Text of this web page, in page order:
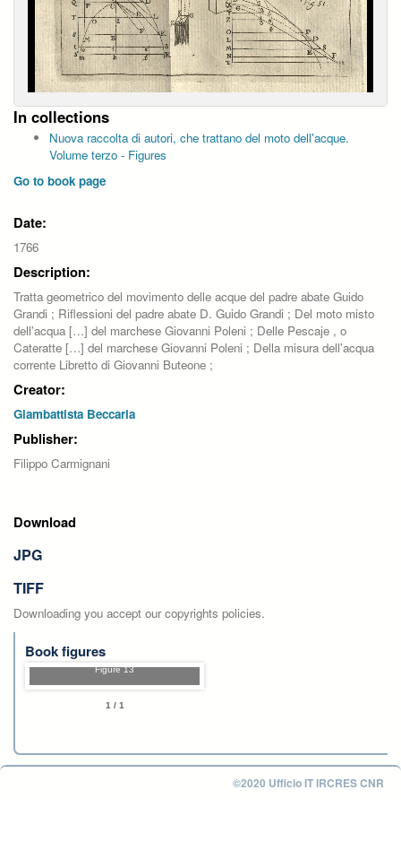
In collections
Nuova raccolta di autori, che trattano del moto dell'acque.
Volume terzo - Figures
Go to book page
Date:
1766
Description:
Tratta geometrico del movimento delle acque del padre abate Guido
Grandi ; Riflessioni del padre abate D. Guido Grandi ; Del moto misto
dell'acqua […] del marchese Giovanni Poleni ; Delle Pescaje , o
Cateratte […] del marchese Giovanni Poleni ; Della misura dell'acqua
corrente Libretto di Giovanni Buteone ;
Creator:
Giambattista Beccaria
Publisher:
Filippo Carmignani
Download
JPG
TIFF
Downloading you accept our copyrights policies.
Book figures
Figure 13
1 / 1
©2020 Ufficio IT IRCRES CNR